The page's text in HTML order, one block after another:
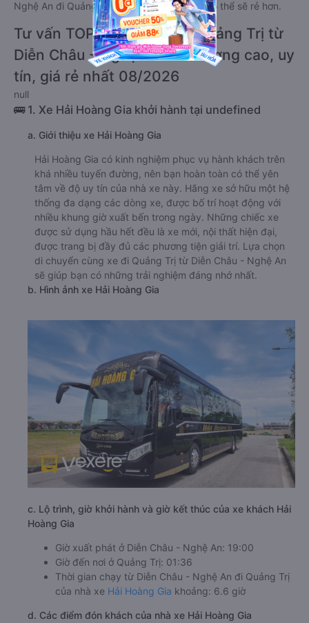
Nghệ An đi Quảng Trị giường nằm đôi này có thể sẽ rẻ hơn.
Tư vấn TOP 5 xe khách đi Quảng Trị từ
Diễn Châu - Nghệ An chất lượng cao, uy
tín, giá rẻ nhất 08/2026
null
🚌 1. Xe Hải Hoàng Gia khởi hành tại undefined
a. Giới thiệu xe Hải Hoàng Gia
Hải Hoàng Gia có kinh nghiệm phục vụ hành khách trên
khá nhiều tuyến đường, nên bạn hoàn toàn có thể yên
tâm về độ uy tín của nhà xe này. Hãng xe sở hữu một hệ
thống đa dạng các dòng xe, được bố trí hoạt động với
nhiều khung giờ xuất bến trong ngày. Những chiếc xe
được sử dụng hầu hết đều là xe mới, nội thất hiện đại,
được trang bị đầy đủ các phương tiện giải trí. Lựa chọn
di chuyển cùng xe đi Quảng Trị từ Diễn Châu - Nghệ An
sẽ giúp bạn có những trải nghiệm đáng nhớ nhất.
b. Hình ảnh xe Hải Hoàng Gia
c. Lộ trình, giờ khởi hành và giờ kết thúc của xe khách Hải
Hoàng Gia
Giờ xuất phát ở Diễn Châu - Nghệ An: 19:00
Giờ đến nơi ở Quảng Trị: 01:36
Thời gian chạy từ Diễn Châu - Nghệ An đi Quảng Trị
của nhà xe Hải Hoàng Gia khoảng: 6.6 giờ
d. Các điểm đón khách của nhà xe Hải Hoàng Gia